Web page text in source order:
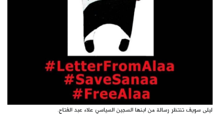
ليلى سويف تنتظر رسالة من ابنها السجين السياسي علاء عبد الفتاح.